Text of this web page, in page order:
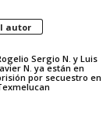
autor
Sergio N. y Luis
N. ya están en
por secuestro en